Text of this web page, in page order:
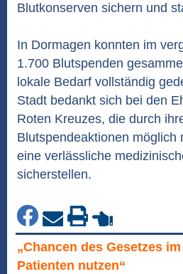
Blutkonserven sichern und
In Dormagen konnten im
1.700 Blutspenden
lokale Bedarf vollständig
Stadt bedankt sich bei den
Roten Kreuzes, die durch
Blutspendeaktionen möglich
eine verlässliche
sicherstellen.
„Chancen des Gesetzes
Patienten nutzen“